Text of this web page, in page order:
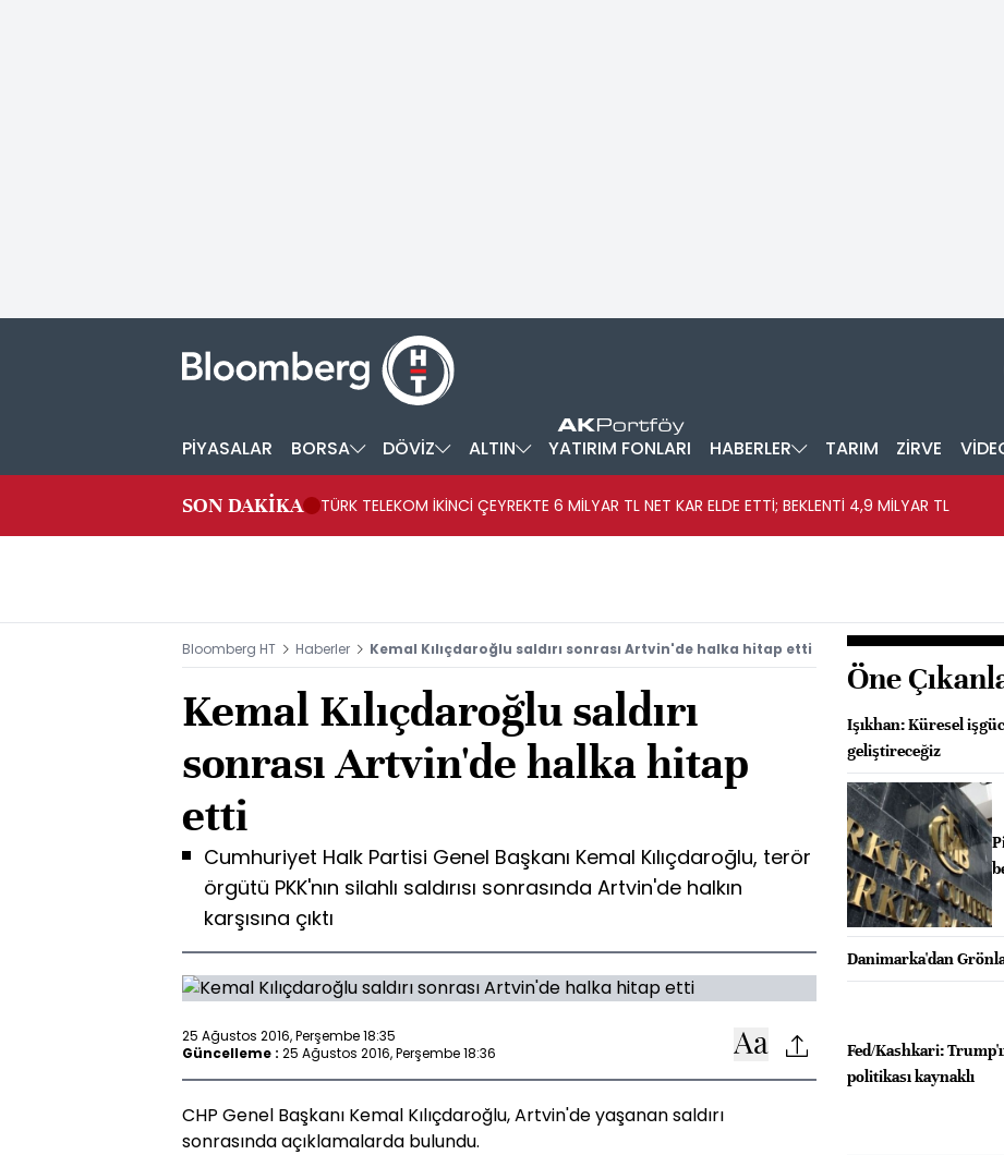
PİYASALAR BORSA DÖVİZ ALTIN YATIRIM FONLARI HABERLER TARIM ZİRVE
SON DAKİKA TÜRK TELEKOM İKİNCİ ÇEYREKTE 6 MİLYAR TL NET KAR ELDE ETTİ; BEKLENTİ 4,9 MİLYAR TL
Bloomberg HT Haberler Kemal Kılıçdaroğlu saldırı sonrası Artvin'de halka hitap etti
Kemal Kılıçdaroğlu saldırı
sonrası Artvin'de halka hitap
etti
Cumhuriyet Halk Partisi Genel Başkanı Kemal Kılıçdaroğlu, terör
örgütü PKK'nın silahlı saldırısı sonrasında Artvin'de halkın
karşısına çıktı
25 Ağustos 2016, Perşembe 18:35
Güncelleme : 25 Ağustos 2016, Perşembe 18:36
CHP Genel Başkanı Kemal Kılıçdaroğlu, Artvin'de yaşanan saldırı
sonrasında açıklamalarda bulundu.
Öne
Işıkhan: Küresel
geliştireceğiz
Danimarka'dan
Fed/Kashkari:
politikası kaynaklı